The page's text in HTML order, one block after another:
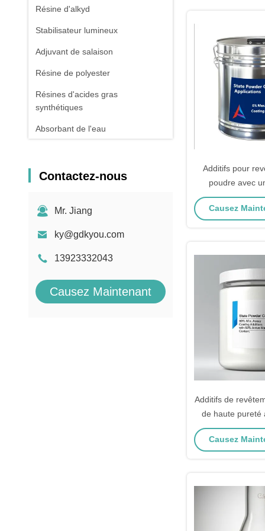
Résine d'alkyd
Stabilisateur lumineux
Adjuvant de salaison
Résine de polyester
Résines d'acides gras
synthétiques
Absorbant de l'eau
Contactez-nous
Mr. Jiang
ky@gdkyou.com
13923332043
Causez Maintenant
Additifs pour
poudre avec
maximale de
thermique
Causez
Additifs de
de haute pureté
min. test et 50%
matière active
Causez